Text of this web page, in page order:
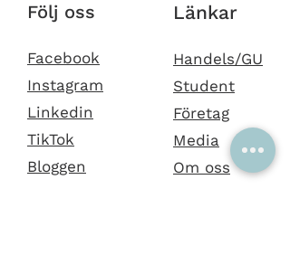
Följ oss
Facebook
Instagram
Linkedin
TikTok
Bloggen
Länkar
Handels/GU
Student
Företag
Media
Om oss